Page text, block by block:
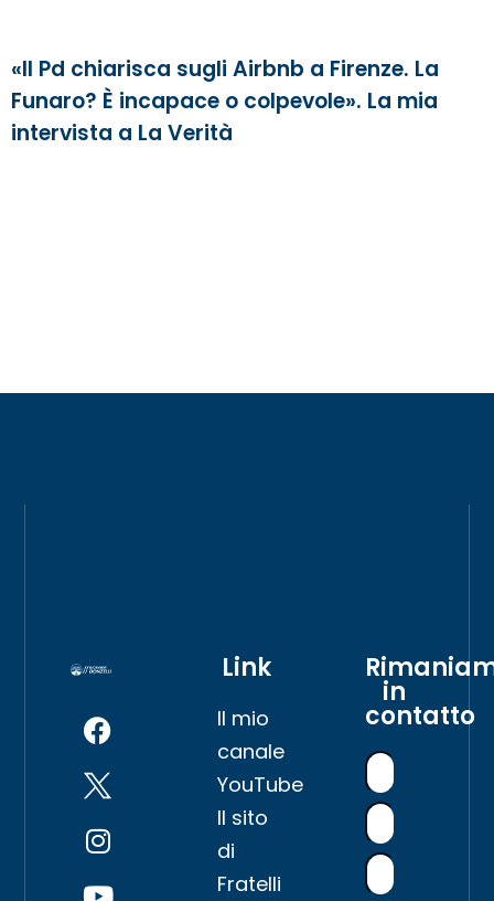
«Il Pd chiarisca sugli Airbnb a Firenze. La
Funaro? È incapace o colpevole». La mia
intervista a La Verità
Link
Il mio
canale
YouTube
Il sito
di
Fratelli
in
contatto